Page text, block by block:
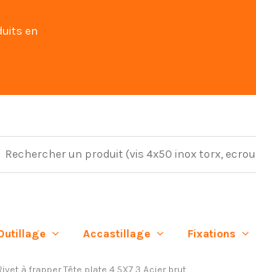
en
Accastillage Fixations